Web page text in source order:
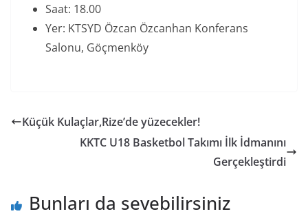
Saat: 18.00
Yer: KTSYD Özcan Özcanhan Konferans
Salonu, Göçmenköy
Küçük Kulaçlar,Rize’de yüzecekler!
KKTC U18 Basketbol Takımı İlk İdmanını
Gerçekleştirdi
Bunları da sevebilirsiniz